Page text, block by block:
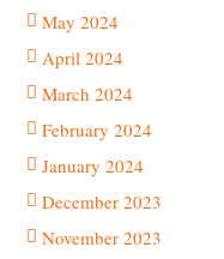
May 2024
April 2024
March 2024
February 2024
January 2024
December 2023
November 2023